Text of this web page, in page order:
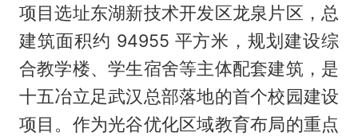
项目选址东湖新技术开发区龙泉片区，总
建筑面积约 94955 平方米，规划建设综
合教学楼、学生宿舍等主体配套建筑，是
十五冶立足武汉总部落地的首个校园建设
项目。作为光谷优化区域教育布局的重点